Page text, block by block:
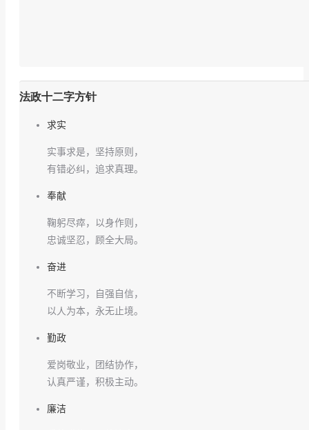
法政十二字方针
求实
实事求是，坚持原则，
有错必纠，追求真理。
奉献
鞠躬尽瘁，以身作则，
忠诚坚忍，顾全大局。
奋进
不断学习，自强自信，
以人为本，永无止境。
勤政
爱岗敬业，团结协作，
认真严谨，积极主动。
廉洁